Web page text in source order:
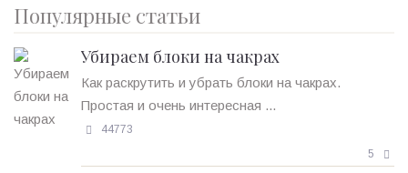
Популярные статьи
Убираем блоки на чакрах
Как раскрутить и убрать блоки на чакрах.
Простая и очень интересная ...
44773
5